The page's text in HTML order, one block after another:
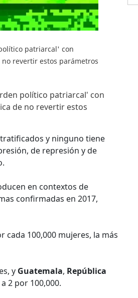
patriarcal' con
revertir estos parámetros
político patriarcal' con
de no revertir estos
y ninguno tiene
de represión y de
en contextos de
confirmadas en 2017,
cada 100,000 mujeres, la más
y Guatemala, República
2 por 100,000.